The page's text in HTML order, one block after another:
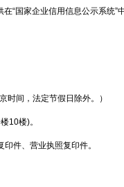
“国家企业信用信息公示系统”
京时间，法定节假日除外。）
10楼)。
件、营业执照复印件。